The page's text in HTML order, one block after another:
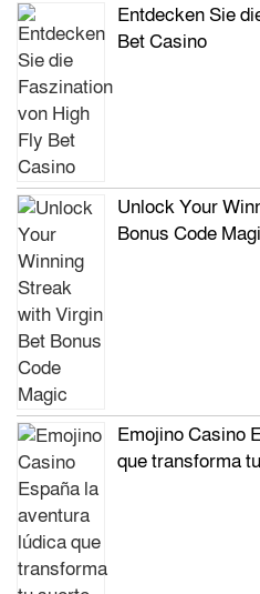
Entdecken Sie
Bet Casino
Unlock Your
Bonus Code
Emojino Casino
que transforma